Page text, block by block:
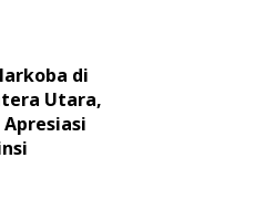
di
Utara,
Apresiasi